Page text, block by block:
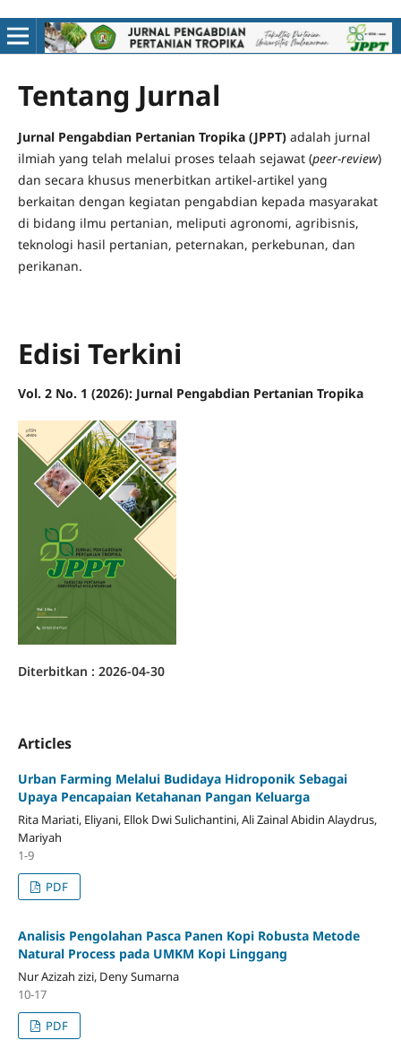
Jurnal Pengabdian Pertanian Tropika (JPPT)adalah jurnal
ilmiah yang telah melalui proses telaah sejawat (peer-review)
dan secara khusus menerbitkan artikel-artikel yang
berkaitan dengan kegiatan pengabdian kepada masyarakat
di bidang ilmu pertanian, meliputi agronomi, agribisnis,
teknologi hasil pertanian, peternakan, perkebunan, dan
perikanan.
Vol. 2 No. 1 (2026): Jurnal Pengabdian Pertanian Tropika
Articles
Urban Farming Melalui Budidaya Hidroponik Sebagai
Upaya Pencapaian Ketahanan Pangan Keluarga
Rita Mariati, Eliyani, Ellok Dwi Sulichantini, Ali Zainal Abidin Alaydrus,
Mariyah
1-9
PDF
Analisis Pengolahan Pasca Panen Kopi Robusta Metode
Natural Process pada UMKM Kopi Linggang
Nur Azizah zizi, Deny Sumarna
10-17
PDF